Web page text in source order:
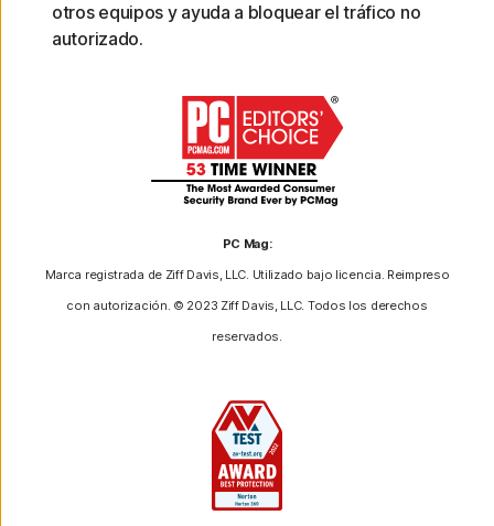
otros equipos y ayuda a bloquear el tráfico no
autorizado.
PC Mag:
Marca registrada de Ziff Davis, LLC. Utilizado bajo licencia. Reimpreso
con autorización. © 2023 Ziff Davis, LLC. Todos los derechos
reservados.